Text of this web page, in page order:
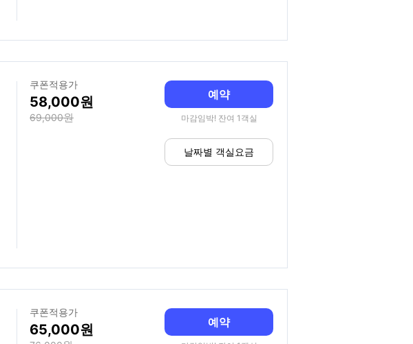
쿠폰적용가
58,000
69,000
예약
마감임박! 잔여 1객실
날짜별 객실요금
쿠폰적용가
65,000 예약